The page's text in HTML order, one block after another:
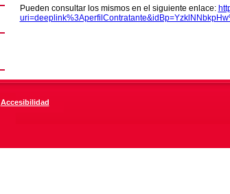
Pueden consultar los mismos en el siguiente enlace:
Accesibilidad